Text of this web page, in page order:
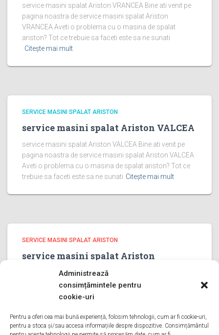
Administrează
consimțămintele pentru
cookie-uri
Pentru a oferi cea mai bună experiență, folosim tehnologii, cum ar fi cookie-uri,
pentru a stoca și/sau accesa informațiile despre dispozitive. Consimțământul
service masini spalat Ariston VRANCEA Bine ati venit pe
pagina noastra de service masini spalat Ariston
VRANCEA Aveti o problema cu o masina de spalat
ariston? Tot ce trebuie sa faceti este sa ne sunati
Citește mai mult
SERVICE MASINI SPALAT ARISTON
service masini spalat Ariston VALCEA
service masini spalat Ariston VALCEA Bine ati venit pe
pagina noastra de service masini spalat Ariston VALCEA
Aveti o problema cu o masina de spalat ariston? Tot ce
trebuie sa faceti este sa ne sunati Citește mai mult
SERVICE MASINI SPALAT ARISTON
service masini spalat Ariston
PRAHOVA
service masini spalat Ariston PRAHOVA Bine ati venit pe
pagina noastra de service masini spalat Ariston
ariston? Tot ce trebuie sa faceti este sa ne sunati
Citește mai mult